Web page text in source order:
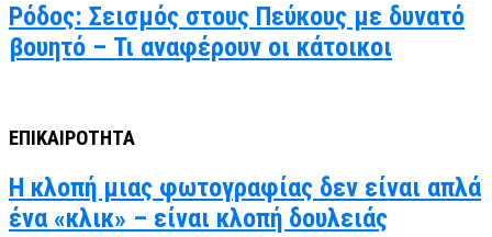
Ρόδος: Σεισμός στους Πεύκους με δυνατό
βουητό – Τι αναφέρουν οι κάτοικοι
ΕΠΙΚΑΙΡΟΤΗΤΑ
Η κλοπή μιας φωτογραφίας δεν είναι απλά
ένα «κλικ» – είναι κλοπή δουλειάς